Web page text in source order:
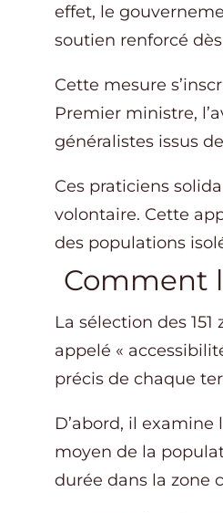
effet, le
soutien renforcé
Cette mesure
Premier ministre,
généralistes issus
Ces praticiens
volontaire. Cette
des populations
Comment
La sélection des
appelé «
précis de chaque
D’abord, il
moyen de la
durée dans la zone